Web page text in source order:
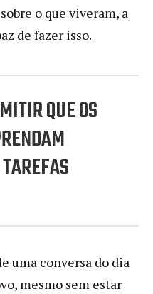
o que viveram, a
de fazer isso.
QUE OS
uma conversa do dia
mesmo sem estar